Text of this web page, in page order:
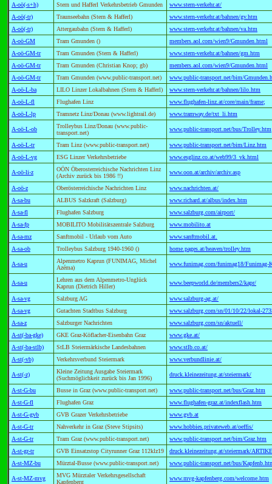
A-oö(-s+h) Stern und Hafferl Verkehrsbetrieb Gmunden
www.stern-verkehr.at/
A-oö(-tr)
Traunseebahn (Stern & Hafferl)
www.stern-verkehr.at/bahnen/gv.htm
A-oö(-tr)
Attergaubahn (Stern & Hafferl)
www.stern-verkehr.at/bahnen/va.htm
A-oö-GM
Tram Gmunden ()
members.aol.com/wien9/Gmunden.html
A-oö-GM-tr
Tram Gmunden (Stern & Hafferl)
www.stern-verkehr.at/bahnen/gm.htm
A-oö-GM-tr
Tram Gmunden (Christian Knop; gb)
members.aol.com/wien9/Gmunden.html
A-oö-GM-tr
Tram Gmunden (www.public-transport.net)
www.public-transport.net/bim/
A-oö-L-ba
LILO Linzer Lokalbahnen (Stern & Hafferl)
www.stern-verkehr.at/bahnen/lilo.htm
A-oö-L-fl
Flughafen Linz
www.flughafen-linz.at/core/main/frame;
A-oö-L-lp
Tramnetz Linz/Donau (www.lightrail.de) www.tramway.de/txt_li.htm
A-oö-L-ob
Trolleybus Linz/Donau (www.public-
transport.net)
www.public-transport.net/bus/Trolley.htm
A-oö-L-tr Tram Linz (www.public-transport.net)
www.public-transport.net/bim/Linz.htm
A-oö-L-vg
ESG Linzer Verkehrsbetriebe www.esglinz.co.at/web99/3_vk.html
A-oö-li-z
OÖN Öberosterreichische Nachrichten Linz
(Archiv zurück bis 1986 !!)
www.oon.at/archiv/archiv.asp
A-oö-z Oberösterreichische Nachrichten Linz
www.nachrichten.at/
A-sa-bu
ALBUS Salzkraft (Salzburg)
www.richard.at/albus/index.htm
A-sa-fl
Flughafen Salzburg
www.salzburg.com/airport/
A-sa-fp
MOBILITO Mobilitätszentrale Salzburg
www.mobilito.at
A-sa-mz
Sanftmobil - Urlaub vom Auto
www.sanftmobil.at.
A-sa-ob
Trolleybus Salzburg 1940-1960 () home.pages.at/heaven/trolley.htm
A-sa-u
Alpenmetro Kaprun (FUNIMAG, Michel
Azéma)
www.funimag.com/funimag18/Funimag-
A-sa-u
Lehren aus dem Alpenmetro-Unglück
Kaprun (Dietrich Hiller)
www.beepworld.de/members2/kapr/
A-sa-vg Salzburg AG
www.salzburg-ag.at/
A-sa-vg
Gutachten Stadtbus Salzburg
www.salzburg.com/sn/01/10/22/lokal-
A-sa-z
Salzburger Nachrichten
www.salzburg.com/sn/aktuell/
A-st(-ba-gke)
GKE Graz-Köflacher-Eisenbahn Graz
www.gke.at/
A-st(-ba-stlb)
StLB Steiermärkische Landesbahnen
www.stlb.co.at/
A-st(-vb)
Verkehrsverbund Steiermark www.verbundlinie.at/
A-st(-z)
Kleine Zeitung Ausgabe Steiermark
(Suchmöglichkeit zurück bis Jan 1996)
druck.kleinezeitung.at/steiermark/
A-st-G-bu Busse in Graz (www.public-transport.net)
www.public-transport.net/bus/Graz.htm
A-st-G-fl
Flughafen Graz
www.flughafen-graz.at/indexflash.htm
A-st-G-gvb
GVB Grazer Verkehrsbetriebe
www.gvb.at
A-st-G-tr
Nahverkehr in Graz (Steve Stipsits)
www.hobbies.privateweb.at/oeffis/
A-st-G-tr
Tram Graz (www.public-transport.net)
www.public-transport.net/bim/Graz.htm
A-st-gr-tr
GVB Einsatzstop Cityrunner Graz 112klz19
druck.kleinezeitung.at/steiermark/
A-st-MZ-bu
Mürztal-Busse (www.public-transport.net) www.public-transport.net/bus/
A-st-MZ-mvg
MVG Mürztaler Verkehrsgesellschaft
Kapfenberg
www.mvg-kapfenberg.com/welcome.htm